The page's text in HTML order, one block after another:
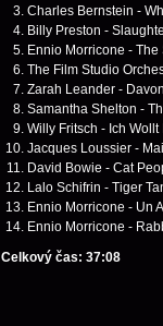
Charles Bernstein -
Billy Preston -
Ennio Morricone -
The Film Studio
Zarah Leander -
Samantha Shelton -
Willy Fritsch - Ich
Jacques Loussier -
David Bowie - Cat
Lalo Schifrin - Tiger
Ennio Morricone - Un
Ennio Morricone -
Celkový čas: 37:08